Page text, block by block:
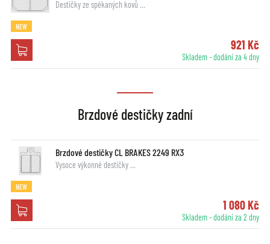
Destičky ze spékaných kovů …
NEW
921 Kč
Skladem - dodání za 4 dny
Brzdové destičky zadní
Brzdové destičky CL BRAKES 2249 RX3
Vysoce výkonné destičky …
NEW
1 080 Kč
Skladem - dodání za 2 dny